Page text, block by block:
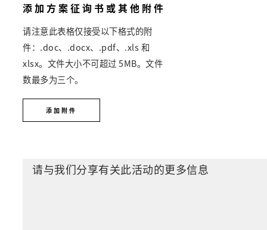
添加方案征询书或其他附件
请注意此表格仅接受以下格式的附
件：.doc、.docx、.pdf、.xls 和
xlsx。文件大小不可超过 5MB。文件
数最多为三个。
添加附件